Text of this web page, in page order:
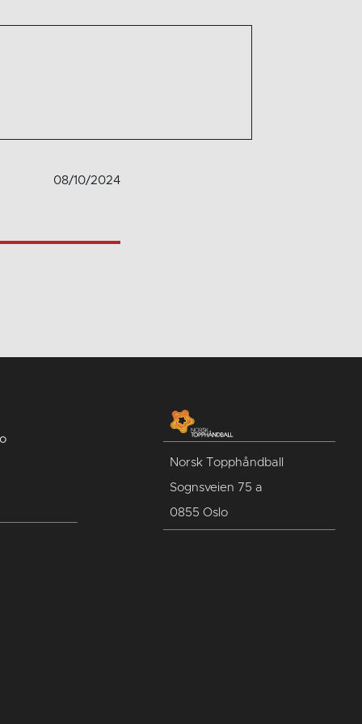
08/10/2024
Norsk Topphåndball
Sognsveien 75 a
0855 Oslo